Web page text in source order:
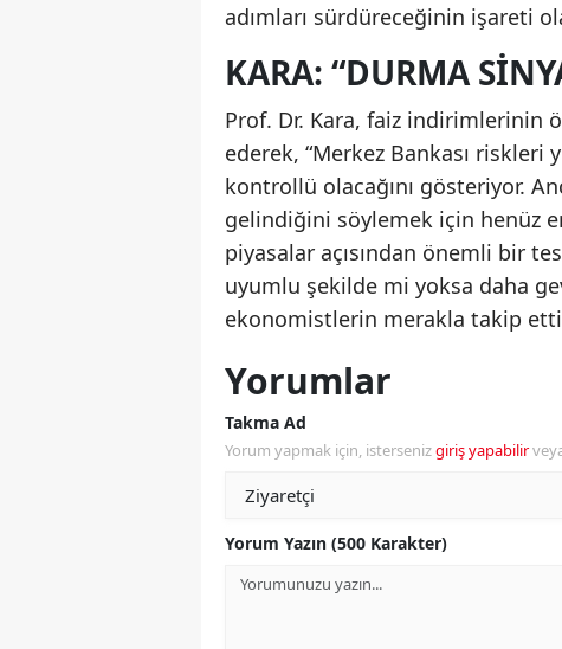
adımları sürdüreceğinin işareti
KARA: “DURMA
Prof. Dr. Kara, faiz indirimlerinin
ederek, “Merkez Bankası
kontrollü olacağını gösteriyor.
gelindiğini söylemek için henüz
piyasalar açısından önemli bir
uyumlu şekilde mi yoksa daha
ekonomistlerin merakla takip
Yorumlar
Takma Ad
Yorum yapmak için, istersenizgiriş yapabilir
Yorum Yazın (500 Karakter)